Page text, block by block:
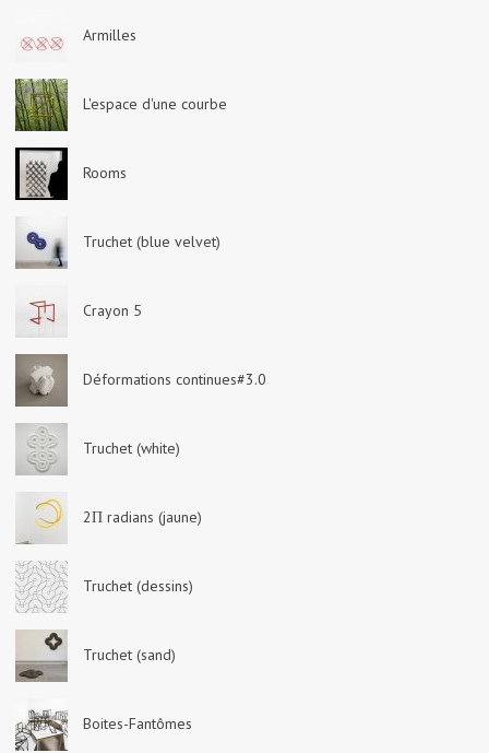
Armilles
L'espace d'une courbe
Rooms
Truchet (blue velvet)
Crayon 5
Déformations continues#3.0
Truchet (white)
2Π radians (jaune)
Truchet (dessins)
Truchet (sand)
Boites-Fantômes